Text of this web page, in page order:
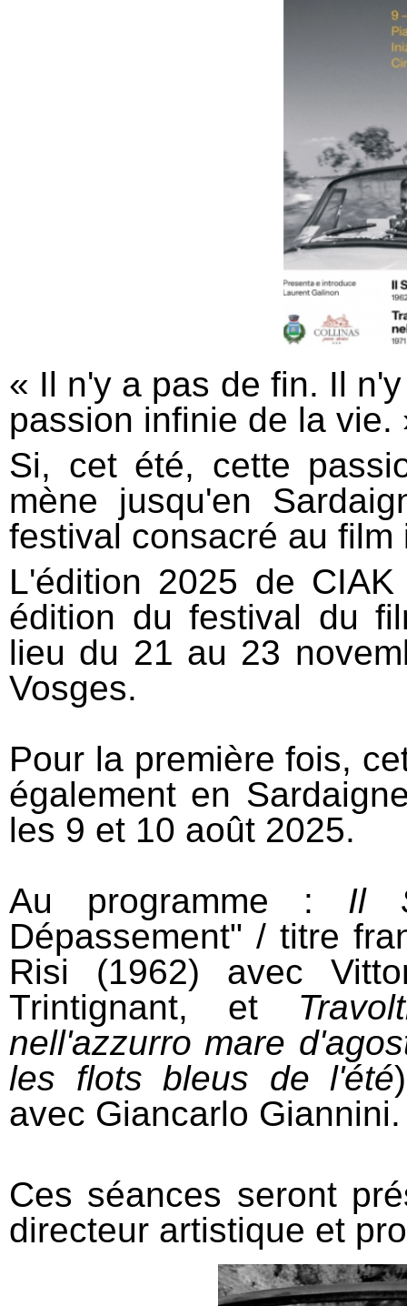
« Il n'y a pas de fin. Il
passion infinie de la vie.
Si, cet été, cette
mène jusqu'en
festival consacré au
L'édition 2025 de
édition du festival du
lieu du 21 au 23
Vosges.
Pour la première fois,
également en
les 9 et 10 août 2025.
Au programme : Il
Dépassement" / titre
Risi (1962) avec
Trintignant, et
nell'azzurro mare
les flots bleus de l'été
avec Giancarlo Giannini.
Ces séances seront
directeur artistique et